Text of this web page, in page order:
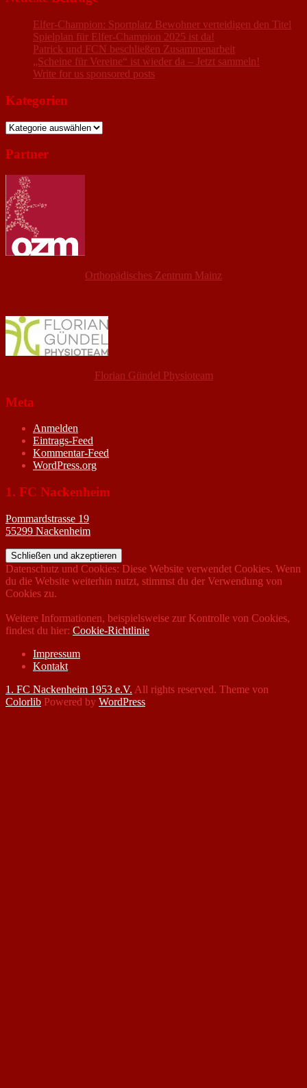
Elfer-Champion: Sportplatz Bewohner verteidigen den Titel
Spielplan für Elfer-Champion 2025 ist da!
Patrick und FCN beschließen Zusammenarbeit
„Scheine für Vereine“ ist wieder da – Jetzt sammeln!
Write for us sponsored posts
Kategorien
Kategorien
Partner
Orthopädisches Zentrum Mainz
Florian Gündel Physioteam
Meta
Anmelden
Eintrags-Feed
Kommentar-Feed
WordPress.org
1. FC Nackenheim
Pommardstrasse 19
55299 Nackenheim
Datenschutz und Cookies: Diese Website verwendet Cookies. Wenn
du die Website weiterhin nutzt, stimmst du der Verwendung von
Cookies zu.
Weitere Informationen, beispielsweise zur Kontrolle von Cookies,
findest du hier: Cookie-Richtlinie
Impressum
Kontakt
1. FC Nackenheim 1953 e.V. All rights reserved. Theme von
Colorlib Powered by WordPress